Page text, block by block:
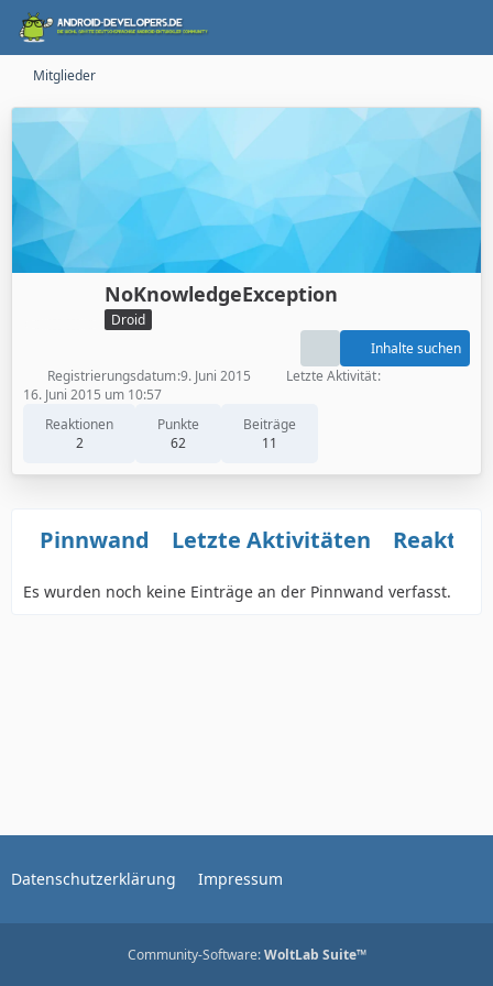
Mitglieder
NoKnowledgeException
Droid
Reaktionen
2
Punkte
62
Beiträge
11
Inhalte suchen
Registrierungsdatum 9. Juni 2015
Letzte Aktivität
16. Juni 2015 um 10:57
Pinnwand Letzte Aktivitäten
Es wurden noch keine Einträge an der Pinnwand verfasst.
Datenschutzerklärung Impressum
Community-Software:WoltLab Suite™